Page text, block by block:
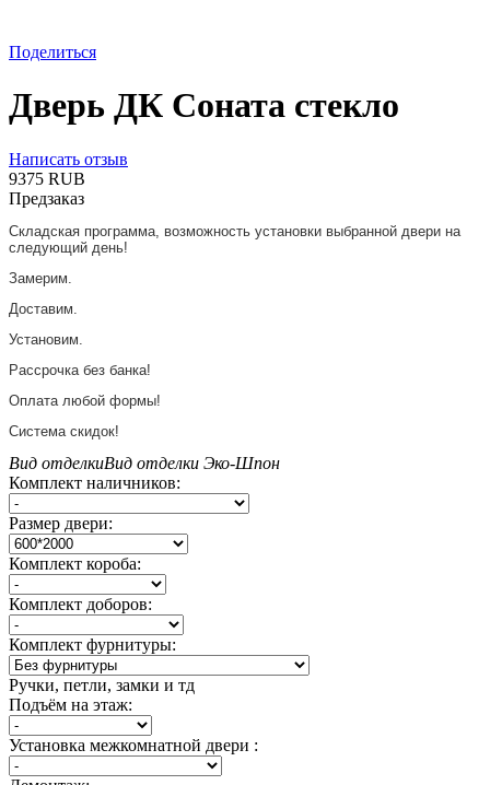
Поделиться
Дверь ДК Соната стекло
Написать отзыв
‍9375‍ RUB
Предзаказ
Складская программа, возможность установки выбранной двери на
следующий день!
Замерим.
Доставим.
Установим.
Рассрочка без банка!
Оплата любой формы!
Система скидок!
Вид отделкиВид отделки Эко-Шпон
Комплект наличников:
Размер двери:
Комплект короба:
Комплект доборов:
Комплект фурнитуры:
Ручки, петли, замки и тд
Подъём на этаж:
Установка межкомнатной двери :